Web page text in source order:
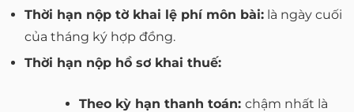
Thời hạn nộp tờ khai lệ phí môn bài:là ngày cuối
của tháng ký hợp đồng.
Thời hạn nộp hồ sơ khai thuế:
Theo kỳ hạn thanh toán: chậm nhất là